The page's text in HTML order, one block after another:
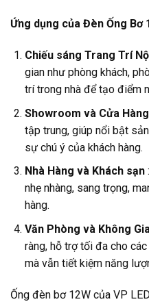
Ứng dụng của Đèn Ống Bơ
Chiếu sáng Trang Trí
gian như phòng khách,
trí trong nhà để tạo điểm
Showroom và Cửa
tập trung, giúp nổi bật
sự chú ý của khách hàng.
Nhà Hàng và Khách sạn
nhẹ nhàng, sang trọng,
hàng.
Văn Phòng và Không
ràng, hỗ trợ tối đa cho
mà vẫn tiết kiệm năng
Ống đèn bơ 12W của VP